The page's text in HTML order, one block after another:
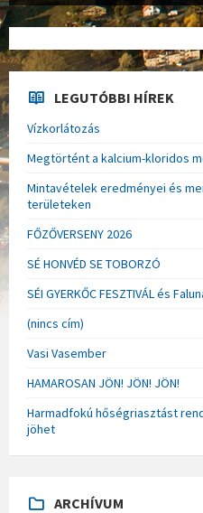
LEGUTÓBBI HÍREK
Vízkorlátozás
Megtörtént a kalcium-kloridos
Mintavételek eredményei és
területeken
FŐZŐVERSENY 2026
SÉ HONVÉD SE TOBORZÓ
SÉI GYERKŐC FESZTIVÁL és
(nincs cím)
Vasi Vasember
HAMAROSAN JÖN! JÖN! JÖN!
Harmadfokú hőségriasztást
jöhet
ARCHÍVUM